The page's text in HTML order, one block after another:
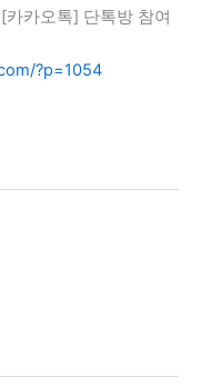
카오톡] 단톡방 참여
?p=1054